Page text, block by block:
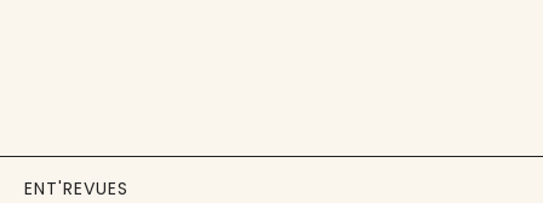
ENT'REVUES